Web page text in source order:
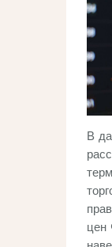
В
цен